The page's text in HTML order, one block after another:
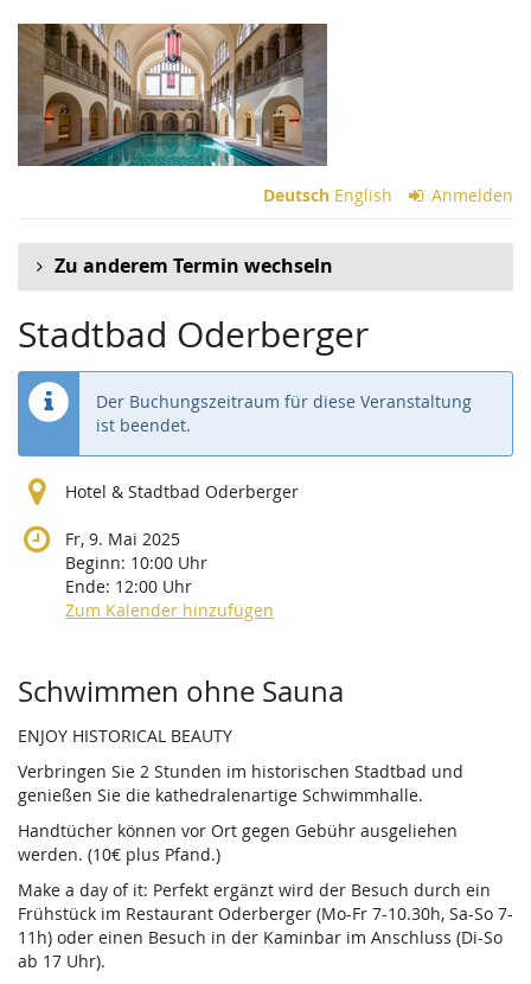
Zum
Haupt-
Inhalt
springen
Deutsch English Anmelden
Zu anderem Termin wechseln
Stadtbad Oderberger
Der Buchungszeitraum für diese Veranstaltung
ist beendet.
Hotel & Stadtbad Oderberger
Fr, 9. Mai 2025
Beginn: 10:00 Uhr
Ende: 12:00 Uhr
Zum Kalender hinzufügen
Produkte
Schwimmen ohne Sauna
ENJOY HISTORICAL BEAUTY
Verbringen Sie 2 Stunden im historischen Stadtbad und
genießen Sie die kathedralenartige Schwimmhalle.
Handtücher können vor Ort gegen Gebühr ausgeliehen
werden. (10€ plus Pfand.)
Make a day of it: Perfekt ergänzt wird der Besuch durch ein
Frühstück im Restaurant Oderberger (Mo-Fr 7-10.30h, Sa-So 7-
11h) oder einen Besuch in der Kaminbar im Anschluss (Di-So
ab 17 Uhr).